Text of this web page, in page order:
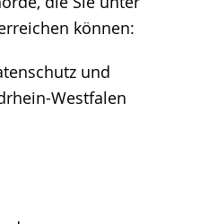
können:
und
Westfalen